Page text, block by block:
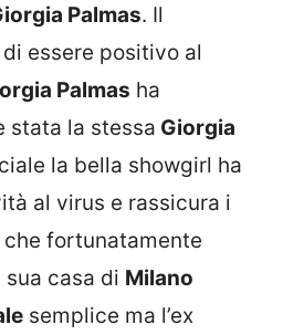
Palmas. Il
essere positivo al
Palmas ha
stata la stessa Giorgia
la bella showgirl ha
al virus e rassicura i
fortunatamente
casa di Milano
semplice ma l’ex